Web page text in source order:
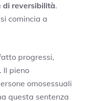
di reversibilità.
comincia a
progressi,
Il pieno
omosessuali
questa sentenza